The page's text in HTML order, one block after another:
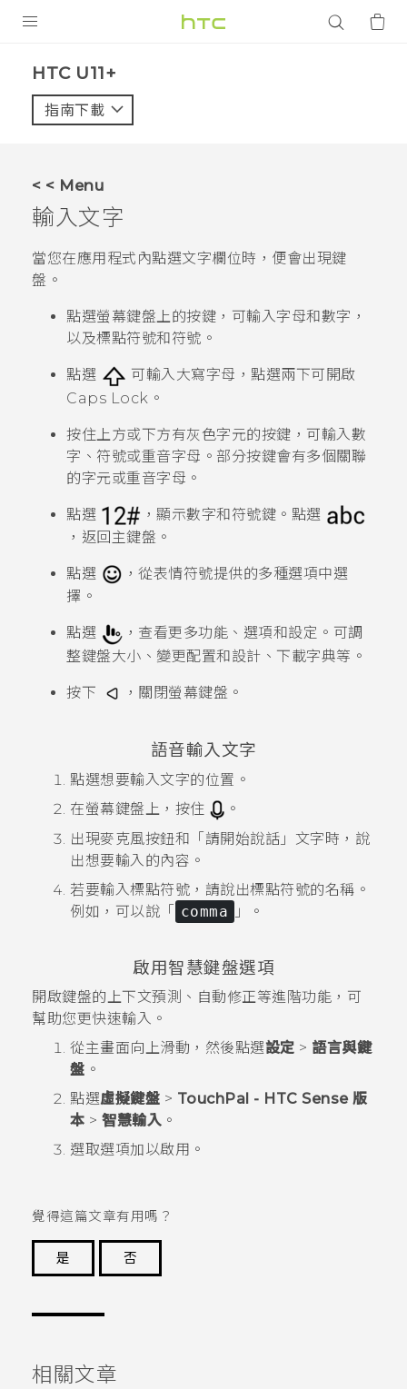
VIVE
應用程式
支援服務
HTC U11+‎
指南下載
< < Menu
輸入文字
當您在應用程式內點選文字欄位時，便會出現鍵
盤。
點選螢幕鍵盤上的按鍵，可輸入字母和數字，
以及標點符號和符號。
點選
可輸入大寫字母，點選兩下可開啟
Caps Lock。
按住上方或下方有灰色字元的按鍵，可輸入數
字、符號或重音字母。部分按鍵會有多個關聯
的字元或重音字母。
點選
，顯示數字和符號鍵。點選
，返回主鍵盤。
點選
，從表情符號提供的多種選項中選
擇。
點選 ，查看更多功能、選項和設定。 可調
整鍵盤大小、變更配置和設計、下載字典等。
按下 ，關閉螢幕鍵盤。
語音輸入文字
點選想要輸入文字的位置。
在螢幕鍵盤上，按住
。
出現麥克風按鈕和「請開始說話」文字時，說
出想要輸入的內容。
若要輸入標點符號，請說出標點符號的名稱。
例如，可以說「
comma 」。
啟用智慧鍵盤選項
開啟鍵盤的上下文預測、自動修正等進階功能，可
幫助您更快速輸入。
從主畫面向上滑動，然後點選設定 > 語言與鍵
盤 。
點選虛擬鍵盤 > TouchPal - HTC Sense 版
本 > 智慧輸入 。
選取選項加以啟用。
覺得這篇文章有用嗎？
是
否
相關文章